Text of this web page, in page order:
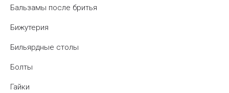
Бальзамы после бритья
Бижутерия
Бильярдные столы
Болты
Гайки